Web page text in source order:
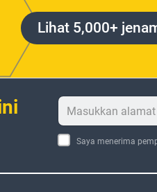
Lihat 5,000+
Saya menerima